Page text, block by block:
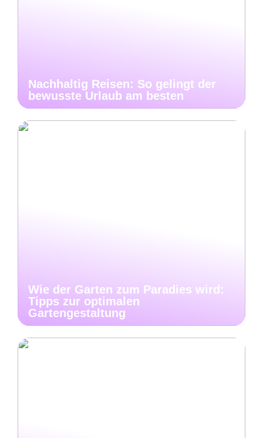
Nachhaltig Reisen: So gelingt der
bewusste Urlaub am besten
Wie der Garten zum Paradies wird:
Tipps zur optimalen
Gartengestaltung